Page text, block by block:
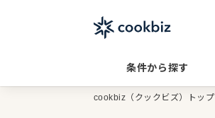
条件から探す
cookbiz（クックビズ）トップ